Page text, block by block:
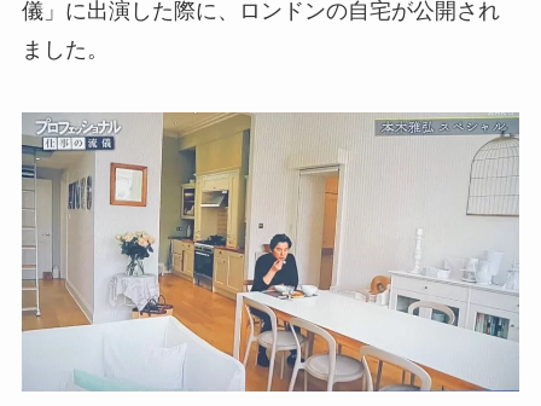
儀」に出演した際に、ロンドンの自宅が公開され
ました。